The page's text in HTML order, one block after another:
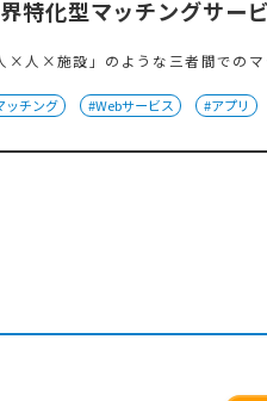
特化型マッチングサー
×人×施設」のような三者間での
ッチング #Webサービス #アプリ